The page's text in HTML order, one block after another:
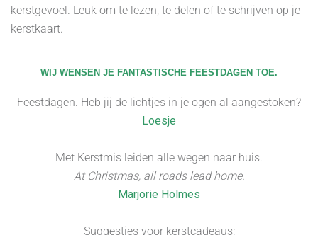
kerstgevoel. Leuk om te lezen, te delen of te schrijven op je
kerstkaart.
WIJ WENSEN JE FANTASTISCHE FEESTDAGEN TOE.
Feestdagen. Heb jij de lichtjes in je ogen al aangestoken?
Loesje
Met Kerstmis leiden alle wegen naar huis.
At Christmas, all roads lead home.
Marjorie Holmes
Suggesties voor kerstcadeaus: